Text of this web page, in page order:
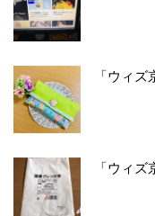
「ウィ
「ウィ